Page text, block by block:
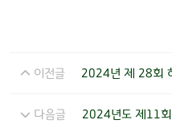
이전글
2024년 제 28회
다음글
2024년도 제11회